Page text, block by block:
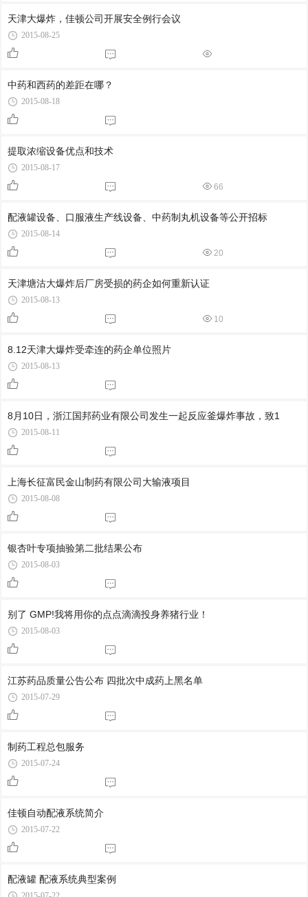
天津大爆炸，佳顿公司开展安全例行会议
2015-08-25
中药和西药的差距在哪？
2015-08-18
提取浓缩设备优点和技术
2015-08-17
66
配液罐设备、口服液生产线设备、中药制丸机设备等公开招标
2015-08-14
20
天津塘沽大爆炸后厂房受损的药企如何重新认证
2015-08-13
10
8.12天津大爆炸受牵连的药企单位照片
2015-08-13
8月10日，浙江国邦药业有限公司发生一起反应釜爆炸事故，致1
2015-08-11
上海长征富民金山制药有限公司大输液项目
2015-08-08
银杏叶专项抽验第二批结果公布
2015-08-03
别了 GMP!我将用你的点点滴滴投身养猪行业！
2015-08-03
江苏药品质量公告公布 四批次中成药上黑名单
2015-07-29
制药工程总包服务
2015-07-24
佳顿自动配液系统简介
2015-07-22
配液罐 配液系统典型案例